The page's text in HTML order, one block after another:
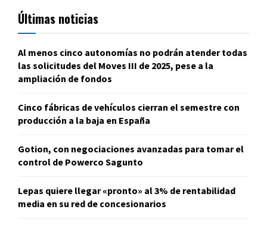
Últimas noticias
Al menos cinco autonomías no podrán atender todas
las solicitudes del Moves III de 2025, pese a la
ampliación de fondos
Cinco fábricas de vehículos cierran el semestre con
producción a la baja en España
Gotion, con negociaciones avanzadas para tomar el
control de Powerco Sagunto
Lepas quiere llegar «pronto» al 3% de rentabilidad
media en su red de concesionarios